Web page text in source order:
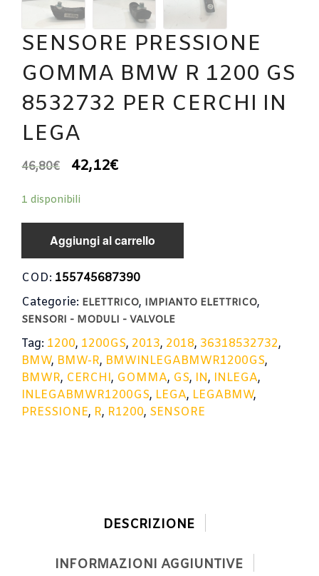
SENSORE PRESSIONE
GOMMA BMW R 1200 GS
8532732 PER CERCHI IN
LEGA
46,80€ 42,12€
1 disponibili
Aggiungi al carrello
COD: 155745687390
Categorie: ELETTRICO, IMPIANTO ELETTRICO,
SENSORI - MODULI - VALVOLE
Tag: 1200, 1200GS, 2013, 2018, 36318532732,
BMW, BMW-R, BMWINLEGABMWR1200GS,
BMWR, CERCHI, GOMMA, GS, IN, INLEGA,
INLEGABMWR1200GS, LEGA, LEGABMW,
PRESSIONE, R, R1200, SENSORE
DESCRIZIONE
INFORMAZIONI AGGIUNTIVE